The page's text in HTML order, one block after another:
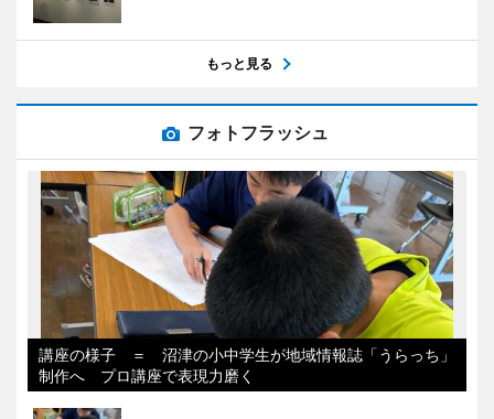
もっと見る
フォトフラッシュ
講座の様子 ＝ 沼津の小中学生が地域情報誌「うらっち」
制作へ プロ講座で表現力磨く